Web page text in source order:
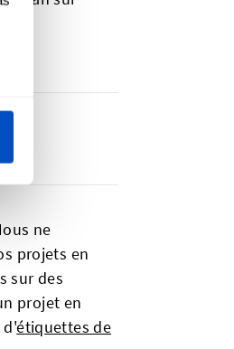
ne
projets en
sur des
projet en
d'étiquettes de